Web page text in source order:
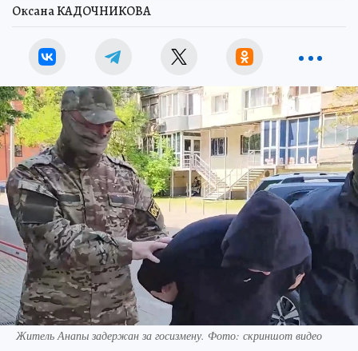
Оксана КАДОЧНИКОВА
Житель Анапы задержан за госизмену. Фото: скриншот видео